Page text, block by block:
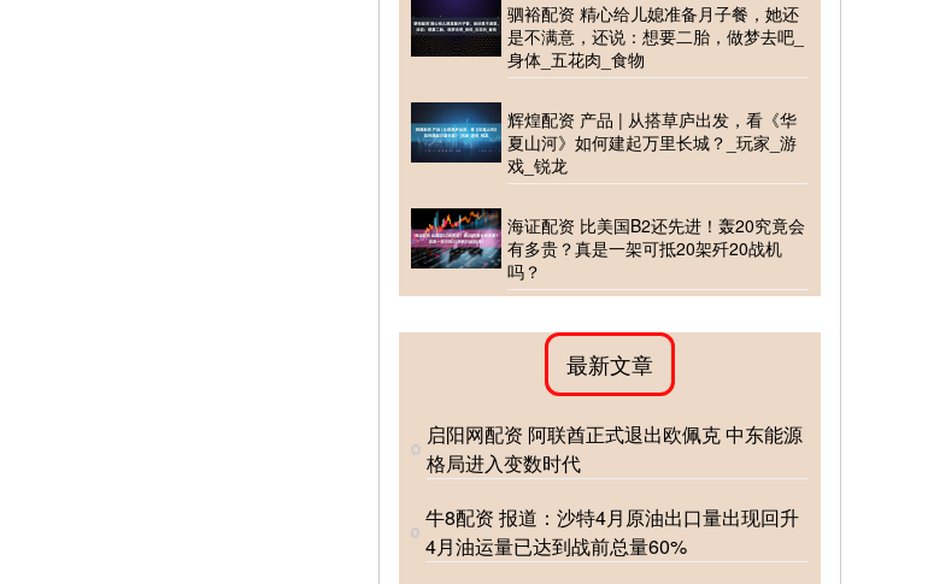
驷裕配资 精心给儿媳准备月子餐，她还
是不满意，还说：想要二胎，做梦去吧_
身体_五花肉_食物
辉煌配资 产品 | 从搭草庐出发，看《华
夏山河》如何建起万里长城？_玩家_游
戏_锐龙
海证配资 比美国B2还先进！轰20究竟会
有多贵？真是一架可抵20架歼20战机
吗？
最新文章
启阳网配资 阿联酋正式退出欧佩克 中东能源
格局进入变数时代
牛8配资 报道：沙特4月原油出口量出现回升
4月油运量已达到战前总量60%